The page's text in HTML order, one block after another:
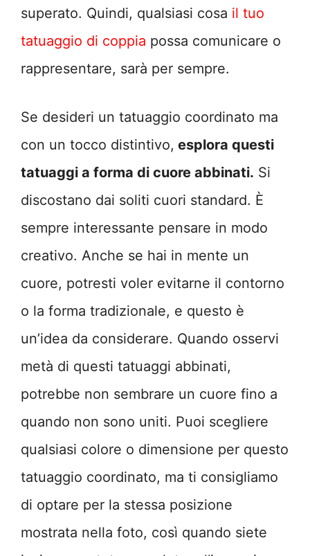
superato. Quindi, qualsiasi cosa il tuo
tatuaggio di coppia possa comunicare o
rappresentare, sarà per sempre.
Se desideri un tatuaggio coordinato ma
con un tocco distintivo, esplora questi
tatuaggi a forma di cuore abbinati. Si
discostano dai soliti cuori standard. È
sempre interessante pensare in modo
creativo. Anche se hai in mente un
cuore, potresti voler evitarne il contorno
o la forma tradizionale, e questo è
un’idea da considerare. Quando osservi
metà di questi tatuaggi abbinati,
potrebbe non sembrare un cuore fino a
quando non sono uniti. Puoi scegliere
qualsiasi colore o dimensione per questo
tatuaggio coordinato, ma ti consigliamo
di optare per la stessa posizione
mostrata nella foto, così quando siete